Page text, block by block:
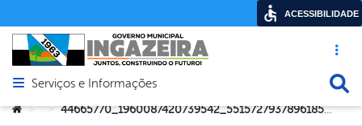
Acesso
Abrir menu principal de navegação
Serviços e Informações
Você está aqui:
> > 44665770_1960087420739542_5515727937896185856_n
ACESSIBILIDADE